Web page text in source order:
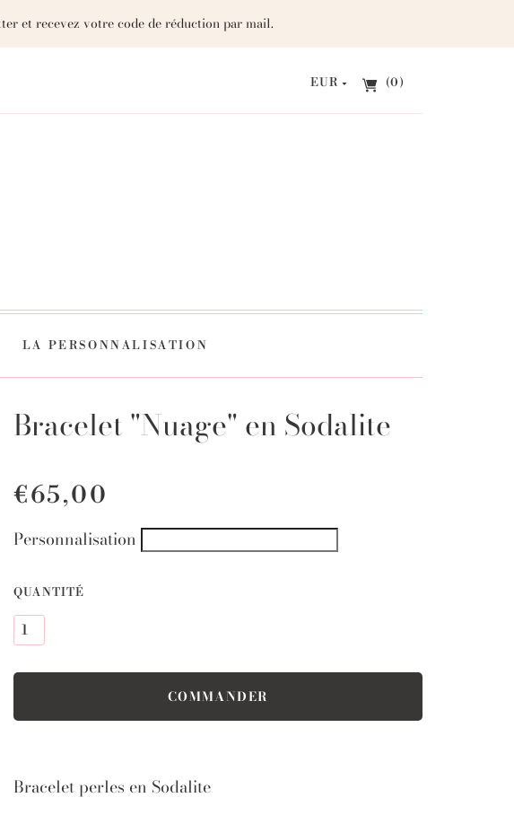
et recevez votre code de réduction par mail.
EUR (0)
LA PERSONNALISATION
Bracelet "Nuage" en Sodalite
€65,00
Personnalisation
QUANTITÉ
Bracelet perles en Sodalite